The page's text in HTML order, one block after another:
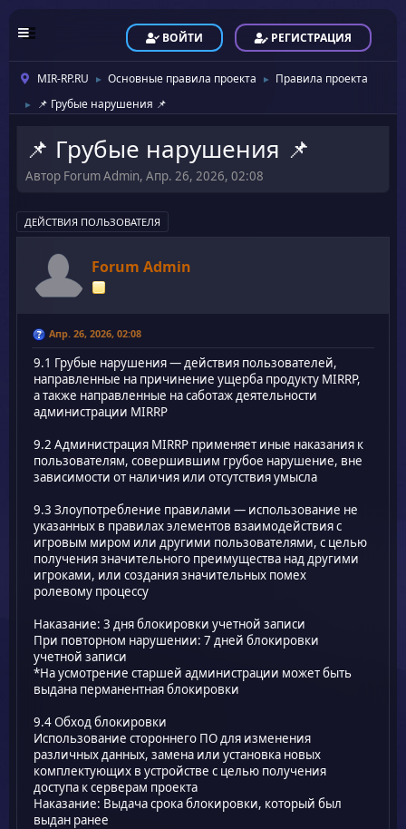
ВОЙТИ РЕГИСТРАЦИЯ
MIR-RP.RU ► Основные правила проекта ► Правила проекта
► 📌 Грубые нарушения 📌
📌 Грубые нарушения 📌
Автор Forum Admin, Апр. 26, 2026, 02:08
ДЕЙСТВИЯ ПОЛЬЗОВАТЕЛЯ
Forum Admin
Апр. 26, 2026, 02:08
9.1 Грубые нарушения — действия пользователей,
направленные на причинение ущерба продукту MIRRP,
а также направленные на саботаж деятельности
администрации MIRRP
9.2 Администрация MIRRP применяет иные наказания к
пользователям, совершившим грубое нарушение, вне
зависимости от наличия или отсутствия умысла
9.3 Злоупотребление правилами — использование не
указанных в правилах элементов взаимодействия с
игровым миром или другими пользователями, с целью
получения значительного преимущества над другими
игроками, или создания значительных помех
ролевому процессу
Наказание: 3 дня блокировки учетной записи
При повторном нарушении: 7 дней блокировки
учетной записи
*На усмотрение старшей администрации может быть
выдана перманентная блокировки
9.4 Обход блокировки
Использование стороннего ПО для изменения
различных данных, замена или установка новых
комплектующих в устройстве с целью получения
доступа к серверам проекта
Наказание: Выдача срока блокировки, который был
выдан ранее